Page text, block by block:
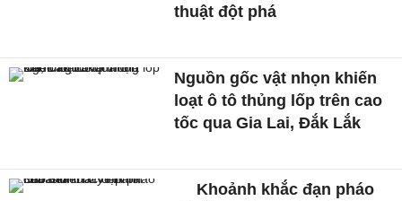
thuật đột phá
Nguồn gốc vật nhọn khiến
loạt ô tô thủng lốp trên cao
tốc qua Gia Lai, Đắk Lắk
Khoảnh khắc đạn pháo